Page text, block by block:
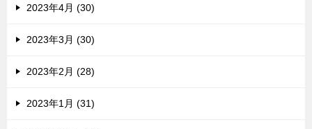
2023年4月 (30)
2023年3月 (30)
2023年2月 (28)
2023年1月 (31)